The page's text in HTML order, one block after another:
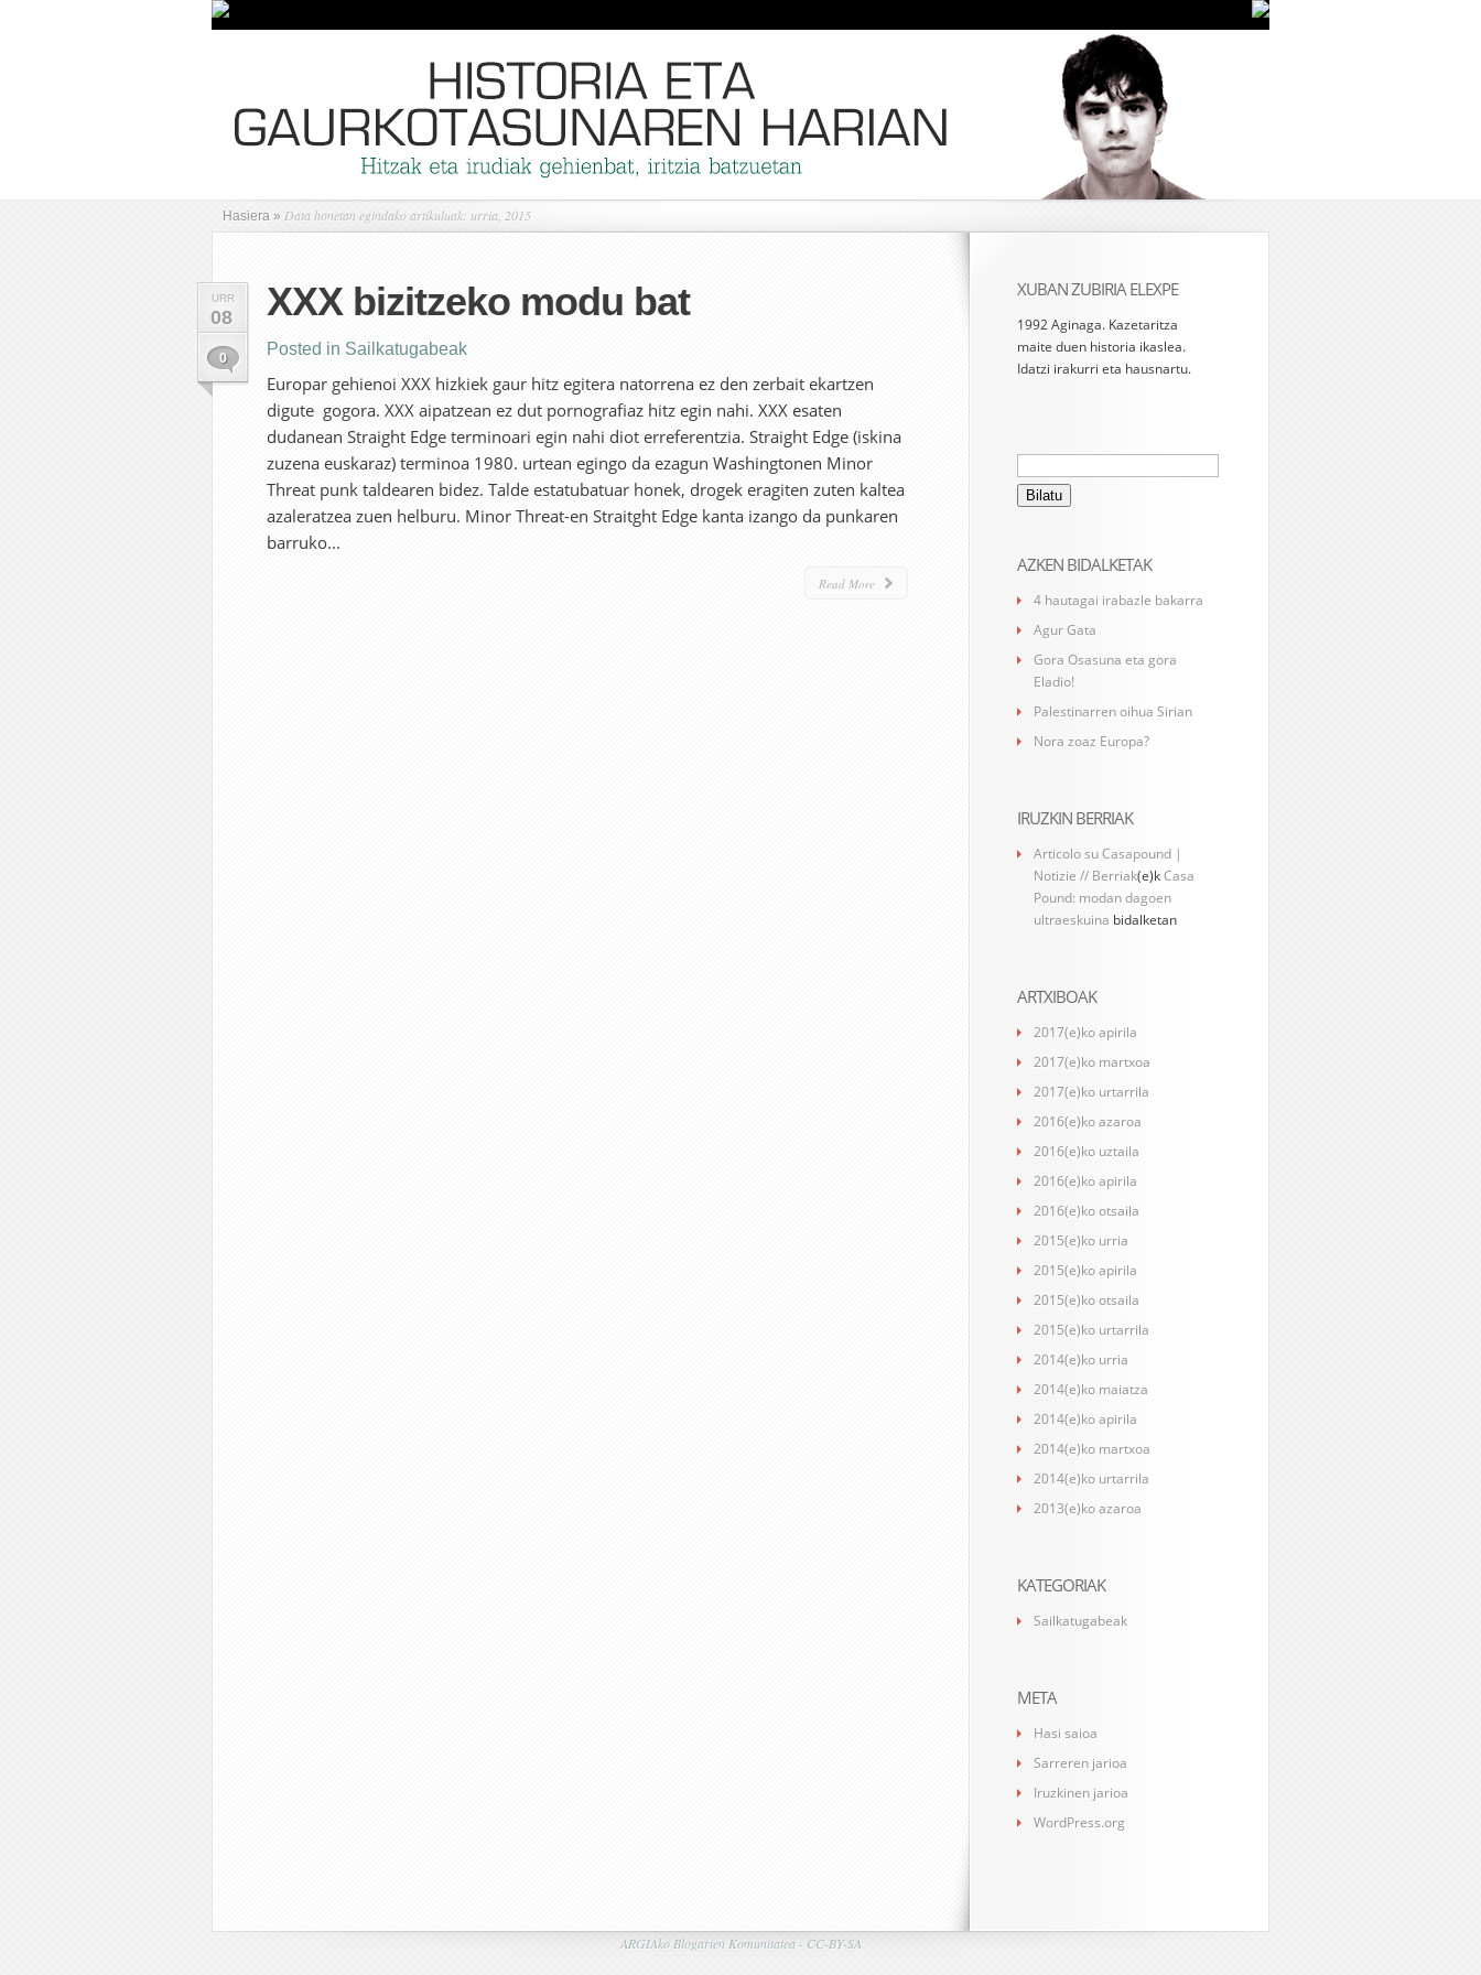
Hasiera » Data honetan egindako artikuluak: urria, 2015
URR
08
0
XXX bizitzeko modu bat
Posted in Sailkatugabeak
Europar gehienoi XXX hizkiek gaur hitz egitera natorrena ez den zerbait ekartzen
digute gogora. XXX aipatzean ez dut pornografiaz hitz egin nahi. XXX esaten
dudanean Straight Edge terminoari egin nahi diot erreferentzia. Straight Edge (iskina
zuzena euskaraz) terminoa 1980. urtean egingo da ezagun Washingtonen Minor
Threat punk taldearen bidez. Talde estatubatuar honek, drogek eragiten zuten kaltea
azaleratzea zuen helburu. Minor Threat-en Straitght Edge kanta izango da punkaren
barruko...
Read More
XUBAN ZUBIRIA ELEXPE
1992 Aginaga. Kazetaritza
maite duen historia ikaslea.
Idatzi irakurri eta hausnartu.
Bilatu:
AZKEN BIDALKETAK
4 hautagai irabazle bakarra
Agur Gata
Gora Osasuna eta gora
Eladio!
Palestinarren oihua Sirian
Nora zoaz Europa?
IRUZKIN BERRIAK
Articolo su Casapound |
Notizie // Berriak(e)kCasa
Pound: modan dagoen
ultraeskuina bidalketan
ARTXIBOAK
2017(e)ko apirila
2017(e)ko martxoa
2017(e)ko urtarrila
2016(e)ko azaroa
2016(e)ko uztaila
2016(e)ko apirila
2016(e)ko otsaila
2015(e)ko urria
2015(e)ko apirila
2015(e)ko otsaila
2015(e)ko urtarrila
2014(e)ko urria
2014(e)ko maiatza
2014(e)ko apirila
2014(e)ko martxoa
2014(e)ko urtarrila
2013(e)ko azaroa
KATEGORIAK
Sailkatugabeak
META
Hasi saioa
Sarreren jarioa
Iruzkinen jarioa
WordPress.org
ARGIAko Blogarien Komunitatea - CC-BY-SA